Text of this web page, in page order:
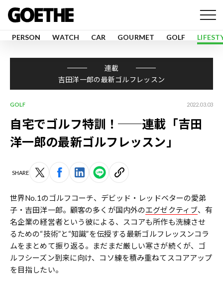
PERSON WATCH CAR GOURMET GOLF
連載
吉田洋一郎の最新ゴルフレッスン
GOLF 2022.03.03
自宅でゴルフ特訓！──連載「吉田
洋一郎の最新ゴルフレッスン」
SHARE
世界No.1のゴルフコーチ、デビッド・レッドベターの愛弟
子・吉田洋一郎。顧客の多くが国内外のエグゼクティブ、有
名企業の経営者という彼による、スコアも所作も洗練させ
るための“技術”と“知識”を伝授する最新ゴルフレッスンコラ
ムをまとめて振り返る。まだまだ厳しい寒さが続くが、ゴ
ルフシーズン到来に向け、コソ練を積み重ねてスコアアップ
を目指したい。